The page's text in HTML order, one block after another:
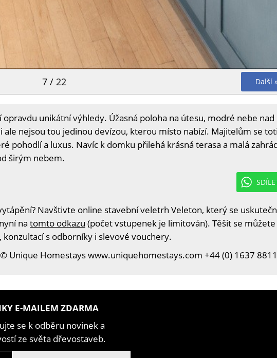
Další
7 / 22
unikátní výhledy. Úžasná poloha na útesu, modré nebe nad
nejsou tou jedinou devízou, kterou místo nabízí. Majitelům se
pohodlí a luxus. Navíc k domku přilehá krásná terasa a malá
širým nebem.
Navštivte online stavební veletrh Veleton, který se
na tomto odkazu (počet vstupenek je limitován). Těšit se můžete
s odborníky i slevové vouchery.
Unique Homestays www.uniquehomestays.com +44 (0) 1637
E-MAILEM ZDARMA
se k odběru novinek a
ze světa dřevostaveb.